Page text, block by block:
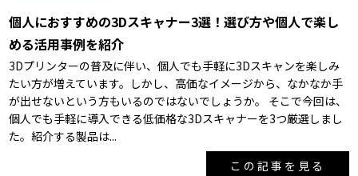
個人におすすめの3Dスキャナー3選！選び方や個人で楽し
める活用事例を紹介
3Dプリンターの普及に伴い、個人でも手軽に3Dスキャンを楽しみ
たい方が増えています。しかし、高価なイメージから、なかなか手
が出せないという方もいるのではないでしょうか。 そこで今回は、
個人でも手軽に導入できる低価格な3Dスキャナーを3つ厳選しまし
た。紹介する製品は...
この記事を見る